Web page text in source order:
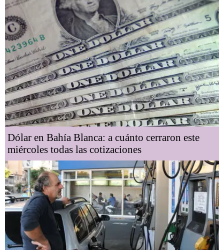
Dólar en Bahía Blanca: a cuánto cerraron este
miércoles todas las cotizaciones